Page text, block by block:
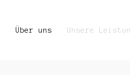
Über uns Unsere